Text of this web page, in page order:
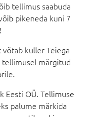
tellimus saabuda
pikeneda kuni 7
kuller Teiega
tellimusel märgitud
Eesti OÜ. Tellimuse
palume märkida